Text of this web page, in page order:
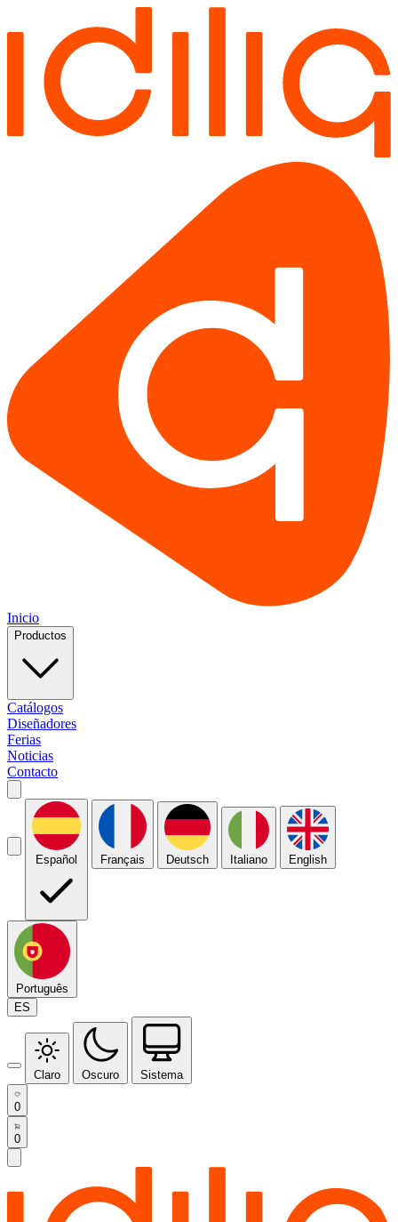
Inicio
Productos
Catálogos
Diseñadores
Ferias
Noticias
Contacto
Español Français Deutsch Italiano English
Português
ES
Claro Oscuro Sistema
0
0